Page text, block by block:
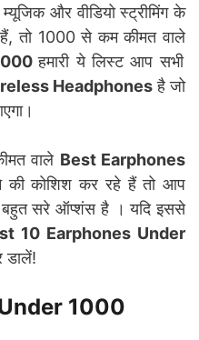
और वीडियो स्ट्रीमिंग के
तो 1000 से कम कीमत वाले
हमारी ये लिस्ट आप सभी
Headphonesहै जो
वाले Best Earphones
कोशिश कर रहे हैं तो आप
बहुत सरे ऑप्शंस है । यदि इससे
10 Earphones Under
डालें!
1000